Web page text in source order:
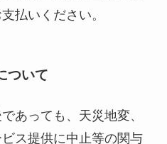
払いください。
ついて
あっても、天災地変、
ス提供に中止等の関与